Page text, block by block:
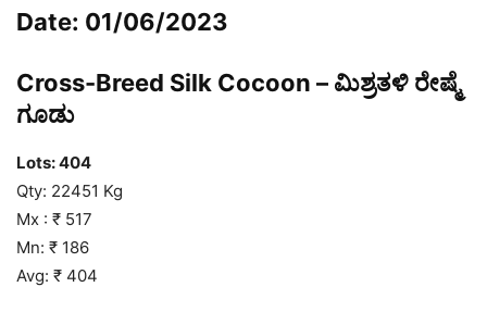
Date: 01/06/2023
Cross-Breed Silk Cocoon – ಮಿಶ್ರತಳಿ ರೇಷ್ಮೆ
ಗೂಡು
Lots: 404
Qty: 22451 Kg
Mx : ₹ 517
Mn: ₹ 186
Avg: ₹ 404